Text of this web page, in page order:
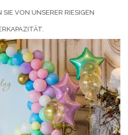
SIE VON UNSERER RIESIGEN